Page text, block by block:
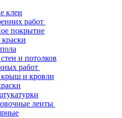
клеи
работ
покрытие
и потолков
работ
крыш и кровли
ленты